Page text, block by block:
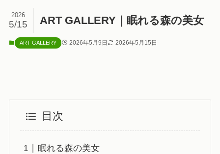
ART GALLERY｜眠れる森の美女
2026
5/15
ART GALLERY 2026年5月9日 2026年5月15日
目次
眠れる森の美女